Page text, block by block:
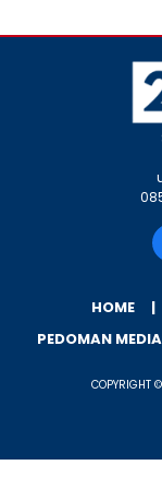
HOME
PEDOMAN MEDIA
COPYRIGHT